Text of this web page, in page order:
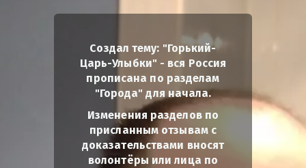
Создал тему: "Горький-
Царь-Улыбки" - вся Россия
прописана по разделам
"Города" для начала.
Изменения разделов по
присланным отзывам с
доказательствами вносят
волонтёры или лица по